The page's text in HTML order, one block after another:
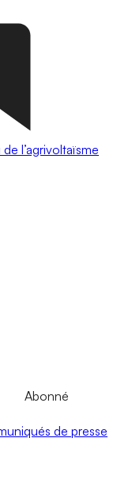
l’agrivoltaïsme
Abonné
de presse